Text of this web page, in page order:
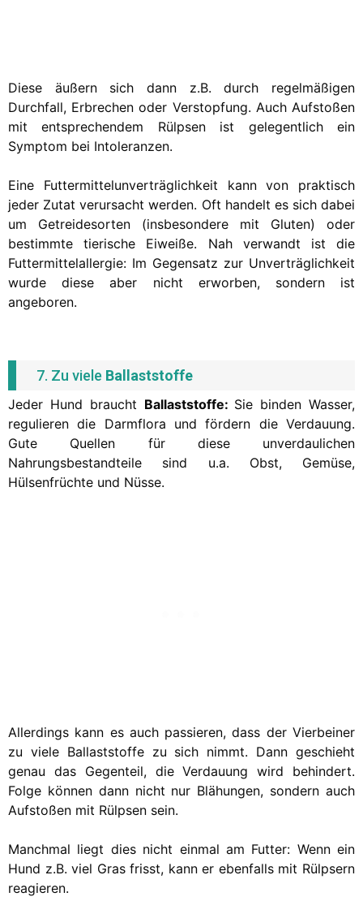
Diese äußern sich dann z.B. durch regelmäßigen
Durchfall, Erbrechen oder Verstopfung. Auch Aufstoßen
mit entsprechendem Rülpsen ist gelegentlich ein
Symptom bei Intoleranzen.
Eine Futtermittelunverträglichkeit kann von praktisch
jeder Zutat verursacht werden. Oft handelt es sich dabei
um Getreidesorten (insbesondere mit Gluten) oder
bestimmte tierische Eiweiße. Nah verwandt ist die
Futtermittelallergie: Im Gegensatz zur Unverträglichkeit
wurde diese aber nicht erworben, sondern ist
angeboren.
7. Zu viele Ballaststoffe
Jeder Hund braucht Ballaststoffe: Sie binden Wasser,
regulieren die Darmflora und fördern die Verdauung.
Gute Quellen für diese unverdaulichen
Nahrungsbestandteile sind u.a. Obst, Gemüse,
Hülsenfrüchte und Nüsse.
Allerdings kann es auch passieren, dass der Vierbeiner
zu viele Ballaststoffe zu sich nimmt. Dann geschieht
genau das Gegenteil, die Verdauung wird behindert.
Folge können dann nicht nur Blähungen, sondern auch
Aufstoßen mit Rülpsen sein.
Manchmal liegt dies nicht einmal am Futter: Wenn ein
Hund z.B. viel Gras frisst, kann er ebenfalls mit Rülpsern
reagieren.